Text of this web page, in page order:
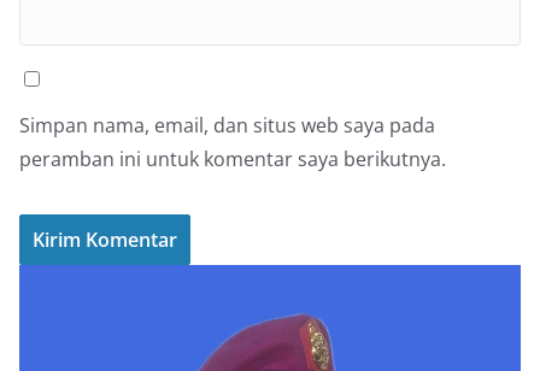
Simpan nama, email, dan situs web saya pada
peramban ini untuk komentar saya berikutnya.